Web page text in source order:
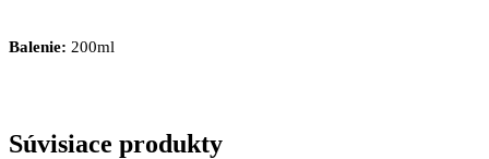
Balenie: 200ml
Súvisiace produkty